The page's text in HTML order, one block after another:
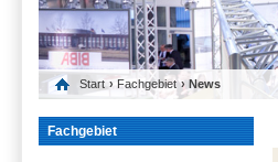
Start › Fachgebiet › News
Fachgebiet